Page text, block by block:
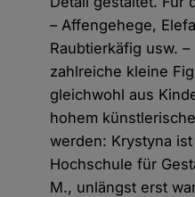
– Affengehege,
Raubtierkäfig usw. –
zahlreiche kleine
gleichwohl aus
hohem
werden: Krystyna
Hochschule für
M., unlängst erst